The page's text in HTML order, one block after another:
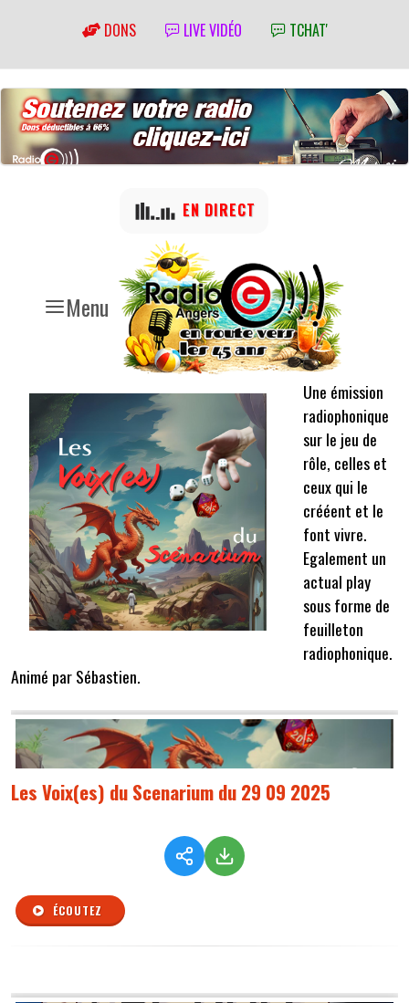
DONS LIVE VIDÉO TCHAT'
Menu
EN DIRECT
Une émission
radiophonique
sur le jeu de
rôle, celles et
ceux qui le
crééent et le
font vivre.
Egalement un
actual play
sous forme de
feuilleton
radiophonique.
Animé par Sébastien.
Les Voix(es) du Scenarium du 29 09 2025
ÉCOUTEZ